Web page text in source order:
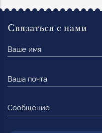
Связаться с нами
имя
почта
Сообщение